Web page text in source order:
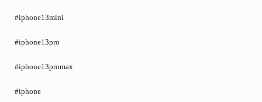
#iphone13mini
#iphone13pro
#iphone13promax
#iphone